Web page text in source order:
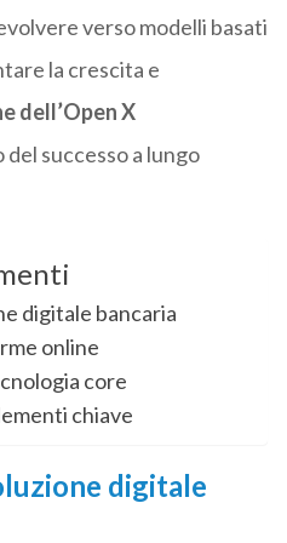
verso modelli basati
la crescita e
dell’Open X
successo a lungo
digitale bancaria
online
core
chiave
digitale